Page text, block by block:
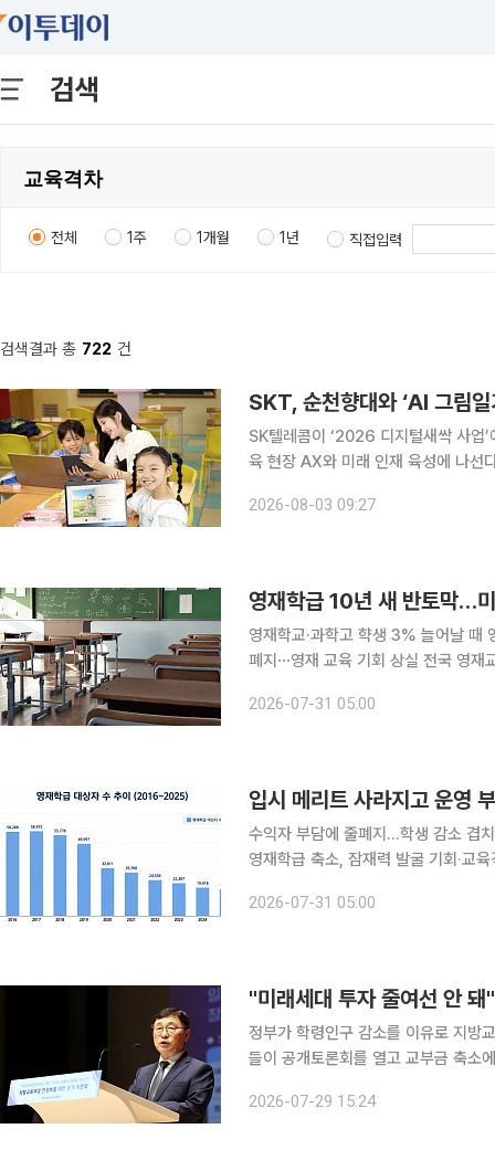
검색
전체 1주 1개월 1년 직접입력
검색결과 총 722 건
SKT, 순천향대와 ‘AI 그림일
SK텔레콤이 ‘2026 디지털새싹 사업
육 현장 AX와 미래 인재 육성에 나선
추진하고 한국과학창의재단이 전담하
2026-08-03 09:27
영재학교·과학고 햑생 3% 늘어날
폐지⋯영재 교육 기회 상실 전국 영재교육을 받는 학생이 10년 새 40% 넘게 감소한 가운데 일반 초
다. 특히 누구나 학교에서 비교적 쉽
2026-07-31 05:00
수익자 부담에 줄폐지…학생 감소 겹
영재학급 축소, 잠재력 발굴 기회·교육격차 확대 우려 학교 영재학급
온다. 교육계에서는 이 같은 구조적
2026-07-31 05:00
"미래세대 투자 줄여선 안
정부가 학령인구 감소를 이유로 지방
들이 공개토론회를 열고 교부금 축소
2026-07-29 15:24